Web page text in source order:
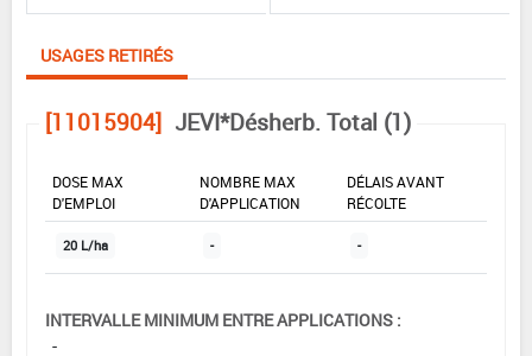
USAGES RETIRÉS
[11015904] JEVI*Désherb. Total (1)
DOSE MAX
D'EMPLOI
NOMBRE MAX
D'APPLICATION
DÉLAIS AVANT
RÉCOLTE
20 L/ha - -
INTERVALLE MINIMUM ENTRE APPLICATIONS :
-